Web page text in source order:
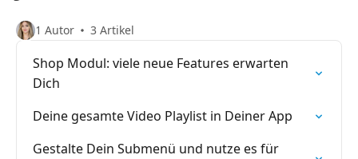
1 Autor 3 Artikel
Shop Modul: viele neue Features erwarten
Dich
Deine gesamte Video Playlist in Deiner App
Gestalte Dein Submenü und nutze es für